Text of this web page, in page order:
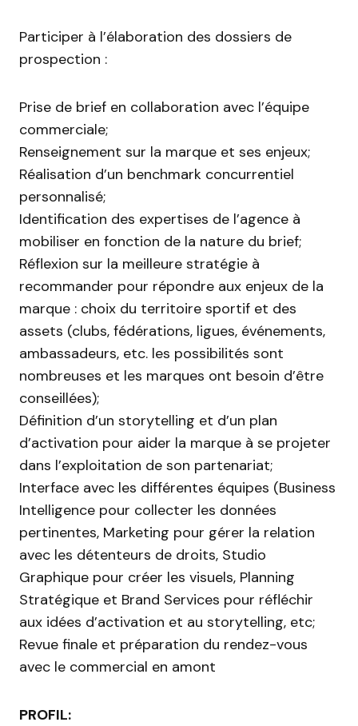
Participer à l’élaboration des dossiers de
prospection :
Prise de brief en collaboration avec l’équipe
commerciale;
Renseignement sur la marque et ses enjeux;
Réalisation d’un benchmark concurrentiel
personnalisé;
Identification des expertises de l’agence à
mobiliser en fonction de la nature du brief;
Réflexion sur la meilleure stratégie à
recommander pour répondre aux enjeux de la
marque : choix du territoire sportif et des
assets (clubs, fédérations, ligues, événements,
ambassadeurs, etc. les possibilités sont
nombreuses et les marques ont besoin d’être
conseillées);
Définition d’un storytelling et d’un plan
d’activation pour aider la marque à se projeter
dans l’exploitation de son partenariat;
Interface avec les différentes équipes (Business
Intelligence pour collecter les données
pertinentes, Marketing pour gérer la relation
avec les détenteurs de droits, Studio
Graphique pour créer les visuels, Planning
Stratégique et Brand Services pour réfléchir
aux idées d’activation et au storytelling, etc;
Revue finale et préparation du rendez-vous
avec le commercial en amont
PROFIL: